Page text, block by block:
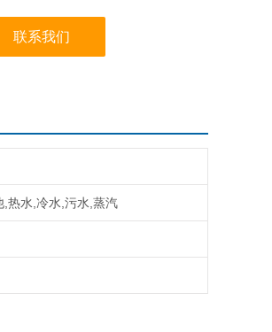
联系我们
,热水,冷水,污水,蒸汽